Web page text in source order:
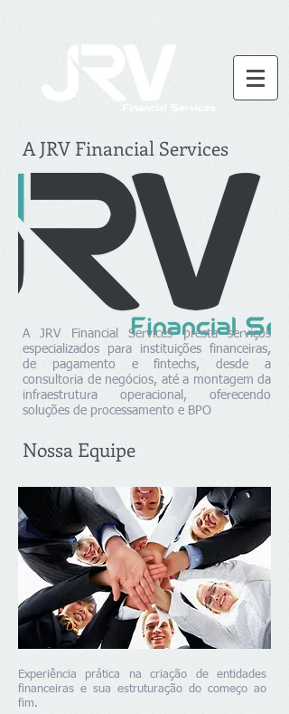
A JRV Financial Services
Nossa Equipe
A JRV Financial Services presta serviços
especializados para instituições financeiras,
de pagamento e fintechs, desde a
consultoria de negócios, até a montagem da
infraestrutura operacional, oferecendo
soluções de processamento e BPO
Experiência prática na criação de entidades
financeiras e sua estruturação do começo ao
fim.